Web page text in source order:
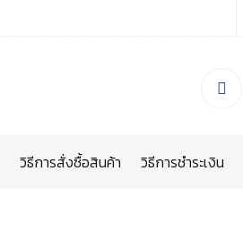
วิธีการสั่งซื้อสินค้า วิธีการชำระเงิน